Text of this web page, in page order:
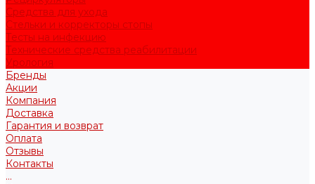
Средства для ухода
Стельки и корректоры стопы
Тесты на инфекцию
Технические средства реабилитации
Урология
Бренды
Акции
Компания
Доставка
Гарантия и возврат
Оплата
Отзывы
Контакты
...